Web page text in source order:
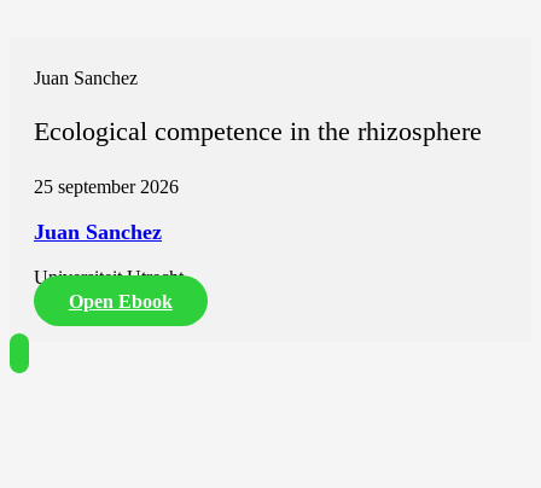
Juan Sanchez
Ecological competence in the rhizosphere
25 september 2026
Juan Sanchez
Universiteit Utrecht
Open Ebook